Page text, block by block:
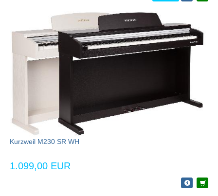
Kurzweil M230 SR WH
1.099,00 EUR